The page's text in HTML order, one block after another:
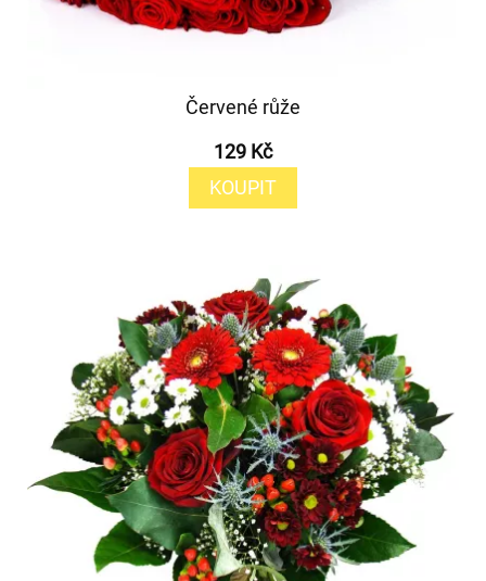
Červené růže
129 Kč
KOUPIT